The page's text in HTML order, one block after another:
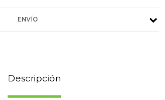
ENVÍO
Descripción